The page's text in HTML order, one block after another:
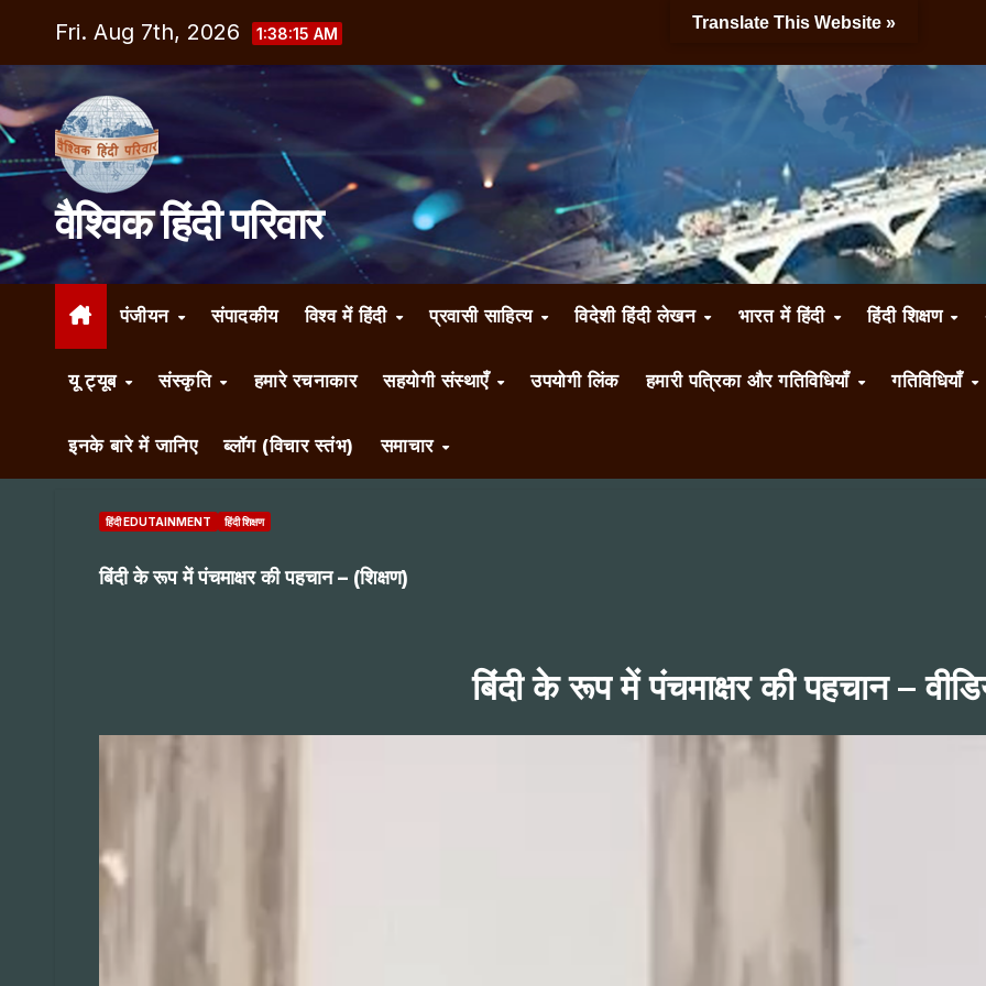
content
Fri. Aug 7th, 2026 1:38:17 AM
वैश्विक हिंदी परिवार
पंजीयन संपादकीय विश्व में हिंदी प्रवासी साहित्य विदेशी हिंदी लेखन भारत में हिंदी हिंदी शिक्षण
यू ट्यूब संस्कृति हमारे रचनाकार सहयोगी संस्थाएँ उपयोगी लिंक हमारी पत्रिका और गतिविधियाँ गतिविधियाँ
इनके बारे में जानिए ब्लॉग (विचार स्तंभ) समाचार
हिंदी EDUTAINMENT हिंदी शिक्षण
बिंदी के रूप में पंचमाक्षर की पहचान – (शिक्षण)
बिंदी के रूप में पंचमाक्षर की पहचान –
Translate This Website »